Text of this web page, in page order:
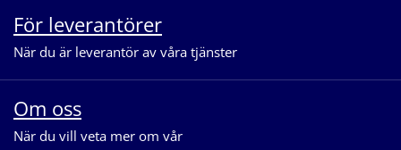
För leverantörer
När du är leverantör av våra tjänster
Om oss
När du vill veta mer om vår